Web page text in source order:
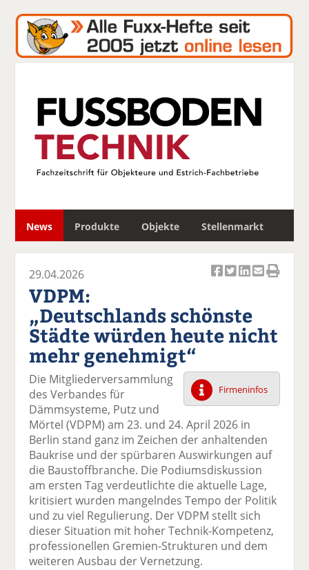
News Produkte Objekte Stellenmarkt
c
k
el
a
F
ac
e
b
o
o
k
te
il
e
n
k
el
t
tt
er
n
k
el
a
Li
n
k
e
di
n
te
il
e
n
k
el
p
E
m
ai
v
er
se
n
d
e
n
el
D
ck
e
n
29.04.2026
VDPM:
„Deutschlands schönste
Städte würden heute nicht
mehr genehmigt“
Firmeninfos
Die Mitgliederversammlung
des Verbandes für
Dämmsysteme, Putz und
Mörtel (VDPM) am 23. und 24. April 2026 in
Berlin stand ganz im Zeichen der anhaltenden
Baukrise und der spürbaren Auswirkungen auf
die Baustoffbranche. Die Podiumsdiskussion
am ersten Tag verdeutlichte die aktuelle Lage,
kritisiert wurden mangelndes Tempo der Politik
und zu viel Regulierung. Der VDPM stellt sich
dieser Situation mit hoher Technik-Kompetenz,
professionellen Gremien-Strukturen und dem
weiteren Ausbau der Vernetzung.